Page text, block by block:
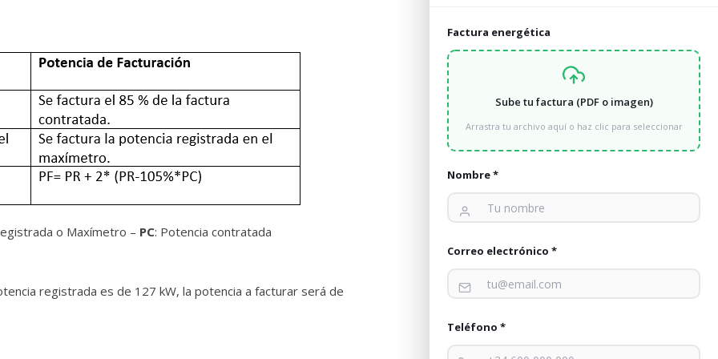
o Maxímetro – PC: Potencia contratada
registrada es de 127 kW, la potencia a facturar será de
Factura energética
Sube tu factura (PDF o imagen)
Arrastra tu archivo aquí o haz clic para seleccionar
Nombre *
Correo electrónico *
Teléfono *